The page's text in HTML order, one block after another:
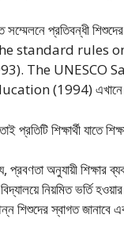
সম্মেলনে
standard rules
The UNESCO
(1994) এখানে এই
প্রতিটি শিক্ষার্থী যাতে
প্রবণতা অনুযায়ী শিক্ষার
নিয়মিত ভর্তি
শিশুদের স্বাগত